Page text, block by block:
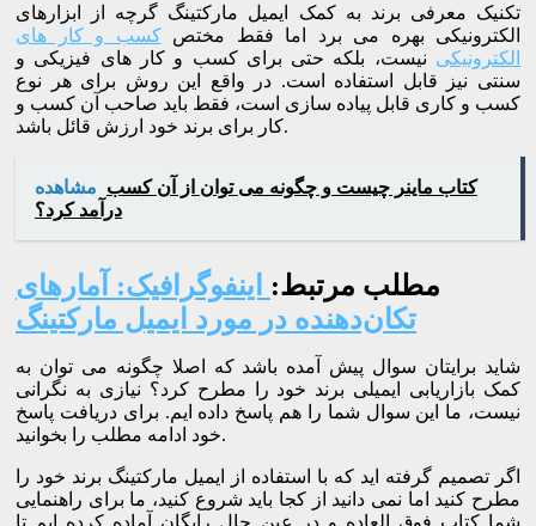
تکنیک معرفی برند به کمک ایمیل مارکتینگ گرچه از ابزارهای
الکترونیکی بهره می برد اما فقط مختصکسب و کار های
الکترونیکی نیست، بلکه حتی برای کسب و کار های فیزیکی و
سنتی نیز قابل استفاده است. در واقع این روش برای هر نوع
کسب و کاری قابل پیاده سازی است، فقط باید صاحب آن کسب و
کار برای برند خود ارزش قائل باشد.
مشاهده کتاب ماینر چیست و چگونه می توان از آن کسب
درآمد کرد؟
مطلب مرتبط: اینفوگرافیک: آمارهای
تکان‌دهنده در مورد ایمیل مارکتینگ
شاید برایتان سوال پیش آمده باشد که اصلا چگونه می توان به
کمک بازاریابی ایمیلی برند خود را مطرح کرد؟ نیازی به نگرانی
نیست، ما این سوال شما را هم پاسخ داده ایم. برای دریافت پاسخ
خود ادامه مطلب را بخوانید.
اگر تصمیم گرفته اید که با استفاده از ایمیل مارکتینگ برند خود را
مطرح کنید اما نمی دانید از کجا باید شروع کنید، ما برای راهنمایی
شما کتاب فوق العاده و در عین حال رایگان آماده کرده ایم تا